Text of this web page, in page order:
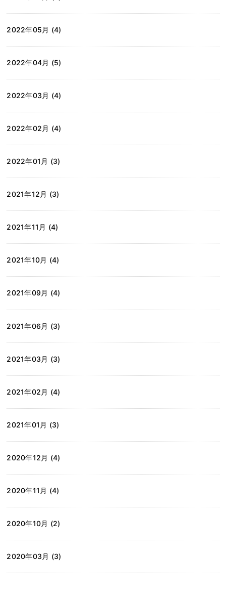
2022年05月 (4)
2022年04月 (5)
2022年03月 (4)
2022年02月 (4)
2022年01月 (3)
2021年12月 (3)
2021年11月 (4)
2021年10月 (4)
2021年09月 (4)
2021年06月 (3)
2021年03月 (3)
2021年02月 (4)
2021年01月 (3)
2020年12月 (4)
2020年11月 (4)
2020年10月 (2)
2020年03月 (3)